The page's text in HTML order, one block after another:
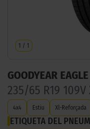
1 / 1
GOODYEAR
235/65 R19 109V
4x4 Estiu Xl-Reforçada
ETIQUETA DEL